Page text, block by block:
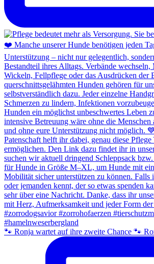
🐾 Ronja wartet auf ihre zweite Chance 🐾